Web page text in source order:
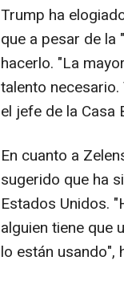
Trump ha
que a pesar de
hacerlo. "La
talento
el jefe de la Casa
En cuanto a
sugerido que ha
Estados Unidos.
alguien tiene que
lo están usando",